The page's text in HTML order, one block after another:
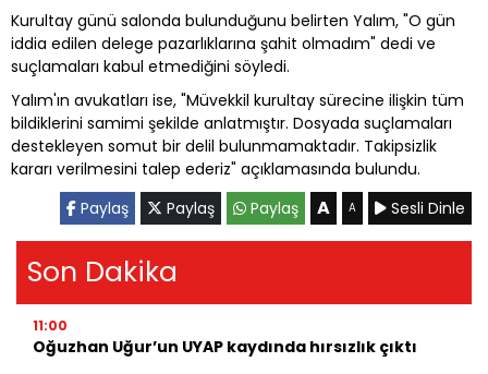
Kurultay günü salonda bulunduğunu belirten Yalım, "O gün
iddia edilen delege pazarlıklarına şahit olmadım" dedi ve
suçlamaları kabul etmediğini söyledi.
Yalım'ın avukatları ise, "Müvekkil kurultay sürecine ilişkin tüm
bildiklerini samimi şekilde anlatmıştır. Dosyada suçlamaları
destekleyen somut bir delil bulunmamaktadır. Takipsizlik
kararı verilmesini talep ederiz" açıklamasında bulundu.
Paylaş
Paylaş Paylaş A A Sesli Dinle
Son Dakika
11:00
Oğuzhan Uğur’un UYAP kaydında hırsızlık çıktı